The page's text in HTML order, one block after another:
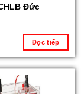
Đức
Đọc tiếp